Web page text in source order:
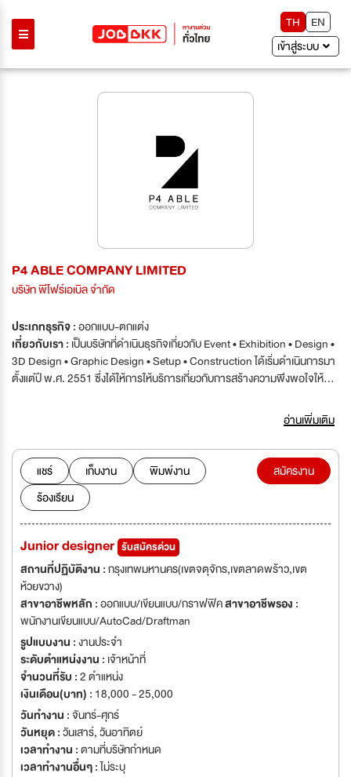
TH
EN
เข้าสู่ระบบ
P4 ABLE COMPANY LIMITED
บริษัท พีโฟร์เอเบิล จำกัด
ประเภทธุรกิจ :ออกแบบ-ตกแต่ง
เกี่ยวกับเรา : เป็นบริษัทที่ดำเนินธุรกิจเกี่ยวกับ Event • Exhibition • Design •
3D Design • Graphic Design • Setup • Construction ได้เริ่มดำเนินการมา
ตั้งแต่ปี พ.ศ. 2551 ซึ่งได้ให้การให้บริการเกี่ยวกับการสร้างความพึงพอใจให้กับ
ต้องการคนผู้ร่วมงานที่มีความรู้ ความสามารถ หัวคิดก้าวไกล สามารถทำงาน
เป็นทีม พร้อมที่จะก้าวดำเนินธุรกิจไปด้วยกันEvent Design'Event Design
อ่านเพิ่มเติม
แชร์ เก็บงาน
พิมพ์งาน
ร้องเรียน
สมัครงาน
Junior designer รับสมัครด่วน
สถานที่ปฏิบัติงาน :กรุงเทพมหานคร(เขตจตุจักร,เขตลาดพร้าว,เขต
ห้วยขวาง)
สาขาอาชีพหลัก :ออกแบบ/เขียนแบบ/กราฟฟิคสาขาอาชีพรอง :
พนักงานเขียนแบบ/AutoCad/Draftman
รูปแบบงาน :งานประจำ
ระดับตำแหน่งงาน : เจ้าหน้าที่
จำนวนที่รับ :2 ตำแหน่ง
เงินเดือน(บาท) : 18,000 - 25,000
วันทำงาน :จันทร์-ศุกร์
วันหยุด :วันเสาร์,วันอาทิตย์
เวลาทำงาน :ตามที่บริษัทกำหนด
เวลาทำงานอื่นๆ :ไม่ระบุ